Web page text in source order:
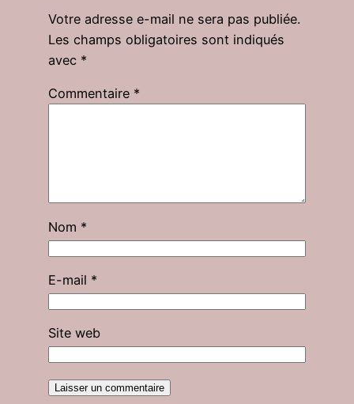
Votre adresse e-mail ne sera pas publiée.
Les champs obligatoires sont indiqués
avec *
Commentaire *
Nom *
E-mail *
Site web